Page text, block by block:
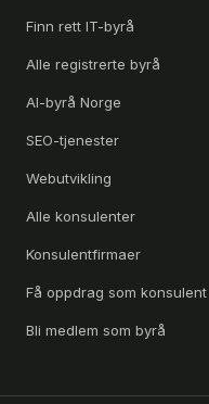
Finn rett IT-byrå
Alle registrerte byrå
AI-byrå Norge
SEO-tjenester
Webutvikling
Alle konsulenter
Konsulentfirmaer
Få oppdrag som konsulent
Bli medlem som byrå